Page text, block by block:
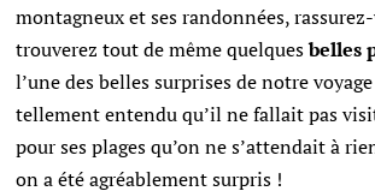
montagneux et ses randonnées,
trouverez tout de même quelquesbelles
l’une des belles surprises de notre
tellement entendu qu’il ne fallait pas
pour ses plages qu’on ne s’attendait à
on a été agréablement surpris !